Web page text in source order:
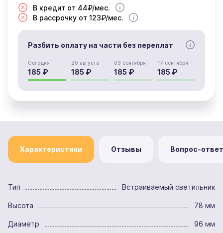
В кредит от 44₽/мес.
В рассрочку от 123₽/мес.
Разбить оплату на части без переплат
Сегодня
185 ₽
20 августа
185 ₽
03 сентября
185 ₽
17 сентября
185 ₽
Характеристики Отзывы Вопрос-ответ
Тип Встраиваемый светильник
Высота 78 мм
Диаметр 96 мм